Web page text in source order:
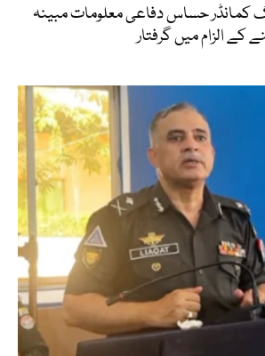
کمانڈر حساس دفاعی معلومات مبینہ
کے الزام میں گرفتار